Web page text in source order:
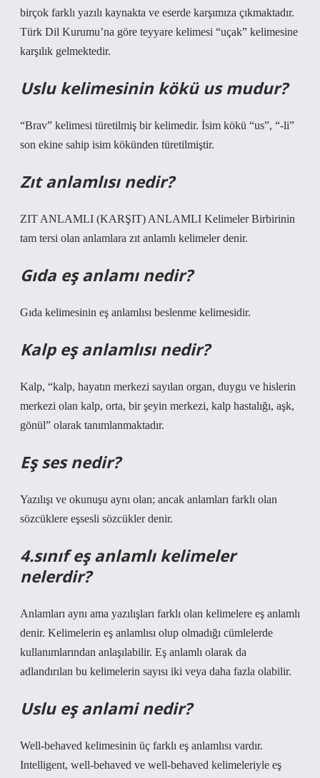
birçok farklı yazılı kaynakta ve eserde karşımıza çıkmaktadır.
Türk Dil Kurumu’na göre teyyare kelimesi “uçak” kelimesine
karşılık gelmektedir.
Uslu kelimesinin kökü us mudur?
“Brav” kelimesi türetilmiş bir kelimedir. İsim kökü “us”, “-li”
son ekine sahip isim kökünden türetilmiştir.
Zıt anlamlısı nedir?
ZIT ANLAMLI (KARŞIT) ANLAMLI Kelimeler Birbirinin
tam tersi olan anlamlara zıt anlamlı kelimeler denir.
Gıda eş anlamı nedir?
Gıda kelimesinin eş anlamlısı beslenme kelimesidir.
Kalp eş anlamlısı nedir?
Kalp, “kalp, hayatın merkezi sayılan organ, duygu ve hislerin
merkezi olan kalp, orta, bir şeyin merkezi, kalp hastalığı, aşk,
gönül” olarak tanımlanmaktadır.
Eş ses nedir?
Yazılışı ve okunuşu aynı olan; ancak anlamları farklı olan
sözcüklere eşsesli sözcükler denir.
4.sınıf eş anlamlı kelimeler
nelerdir?
Anlamları aynı ama yazılışları farklı olan kelimelere eş anlamlı
denir. Kelimelerin eş anlamlısı olup olmadığı cümlelerde
kullanımlarından anlaşılabilir. Eş anlamlı olarak da
adlandırılan bu kelimelerin sayısı iki veya daha fazla olabilir.
Uslu eş anlami nedir?
Well-behaved kelimesinin üç farklı eş anlamlısı vardır.
Intelligent, well-behaved ve well-behaved kelimeleriyle eş